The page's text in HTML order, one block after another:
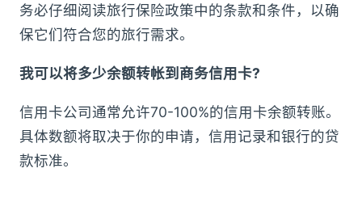
务必仔细阅读旅行保险政策中的条款和条件，以确
保它们符合您的旅行需求。
我可以将多少余额转帐到商务信用卡?
信用卡公司通常允许70-100%的信用卡余额转账。
具体数额将取决于你的申请，信用记录和银行的贷
款标准。